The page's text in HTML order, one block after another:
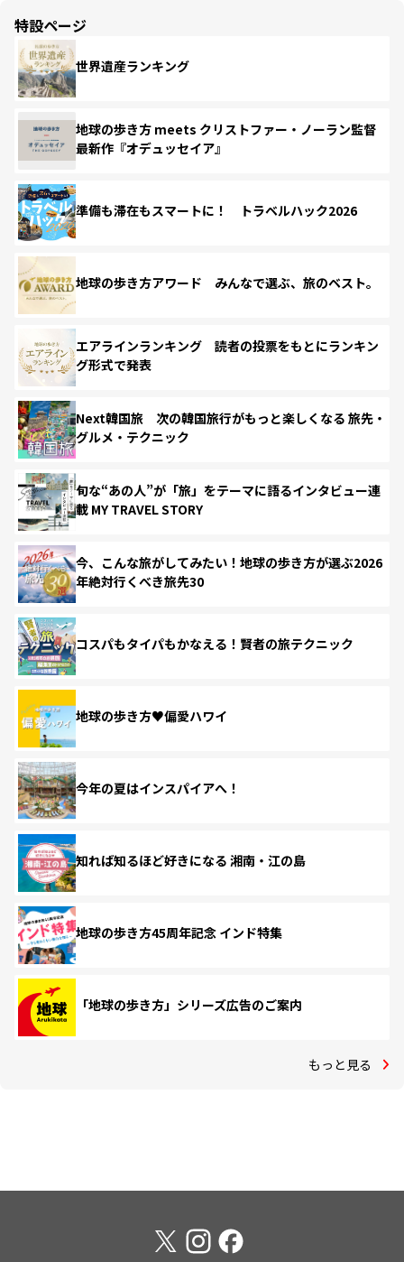
特設ページ
世界遺産ランキング
地球の歩き方 meets クリストファー・ノーラン監督
最新作『オデュッセイア』
準備も滞在もスマートに！ トラベルハック2026
地球の歩き方アワード みんなで選ぶ、旅のベスト。
エアラインランキング 読者の投票をもとにランキン
グ形式で発表
Next韓国旅 次の韓国旅行がもっと楽しくなる 旅先・
グルメ・テクニック
旬な“あの人”が「旅」をテーマに語るインタビュー連
載 MY TRAVEL STORY
今、こんな旅がしてみたい！地球の歩き方が選ぶ2026
年絶対行くべき旅先30
コスパもタイパもかなえる！賢者の旅テクニック
地球の歩き方♥偏愛ハワイ
今年の夏はインスパイアへ！
知れば知るほど好きになる 湘南・江の島
地球の歩き方45周年記念 インド特集
「地球の歩き方」シリーズ広告のご案内
もっと見る